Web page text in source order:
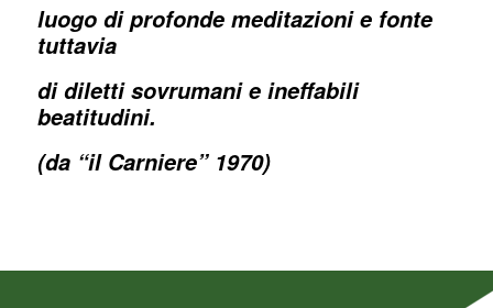
luogo di profonde meditazioni e fonte
tuttavia
di diletti sovrumani e ineffabili
beatitudini.
(da “il Carniere” 1970)